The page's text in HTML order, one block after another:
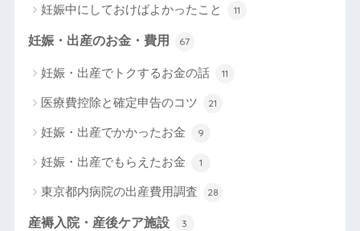
妊娠中にしておけばよかったこと 11
妊娠・出産のお金・費用 67
妊娠・出産でトクするお金の話 11
医療費控除と確定申告のコツ 21
妊娠・出産でかかったお金 9
妊娠・出産でもらえたお金 1
東京都内病院の出産費用調査 28
産褥入院・産後ケア施設 3